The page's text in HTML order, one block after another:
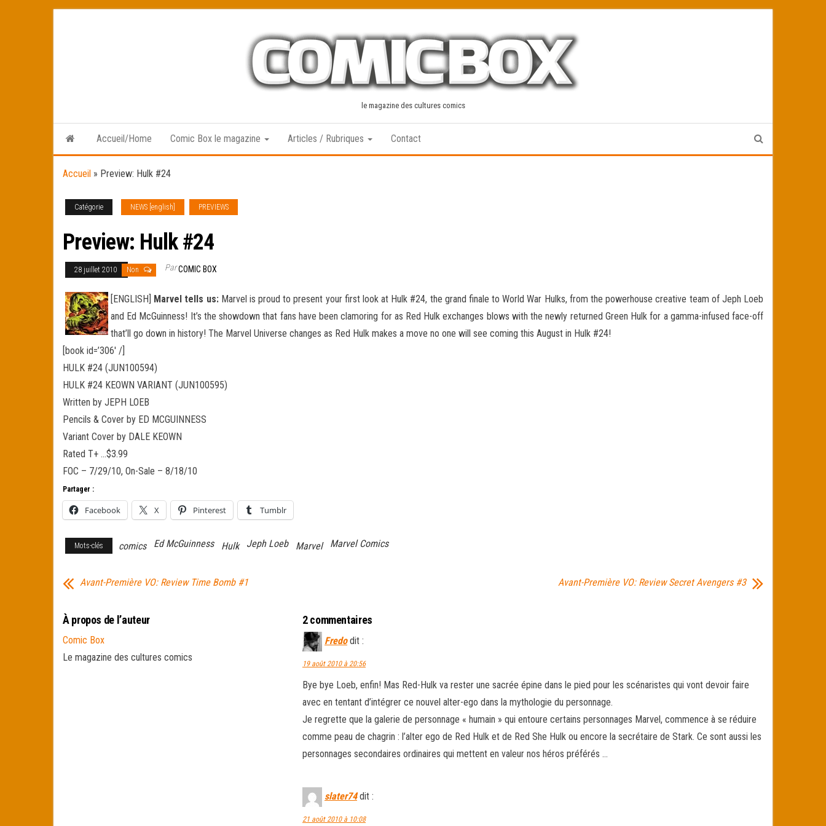
le magazine des cultures comics
Accueil/Home Comic Box le magazine Articles / Rubriques Contact
Accueil » Preview: Hulk #24
Catégorie NEWS [english] PREVIEWS
Preview: Hulk #24
28 juillet 2010 Non ParCOMIC BOX
[ENGLISH] Marvel tells us:Marvel is proud to present your first look at Hulk #24, the grand finale to World War Hulks, from the powerhouse creative team of Jeph Loeb
and Ed McGuinness! It’s the showdown that fans have been clamoring for as Red Hulk exchanges blows with the newly returned Green Hulk for a gamma-infused face-off
that’ll go down in history! The Marvel Universe changes as Red Hulk makes a move no one will see coming this August in Hulk #24!
[book id=’306′ /]
HULK #24 (JUN100594)
HULK #24 KEOWN VARIANT (JUN100595)
Written by JEPH LOEB
Pencils & Cover by ED MCGUINNESS
Variant Cover by DALE KEOWN
Rated T+ …$3.99
FOC – 7/29/10, On-Sale – 8/18/10
Partager :
Facebook X Pinterest Tumblr
Mots-clés comics Ed McGuinness Hulk Jeph Loeb Marvel Marvel Comics
Avant-Première VO: Review Time Bomb #1 Avant-Première VO: Review Secret Avengers #3
À propos de l’auteur
Comic Box
Le magazine des cultures comics
2 commentaires
Fredo dit :
19 août 2010 à 20:56
Bye bye Loeb, enfin! Mas Red-Hulk va rester une sacrée épine dans le pied pour les scénaristes qui vont devoir faire
avec en tentant d’intégrer ce nouvel alter-ego dans la mythologie du personnage.
Je regrette que la galerie de personnage « humain » qui entoure certains personnages Marvel, commence à se réduire
comme peau de chagrin : l’alter ego de Red Hulk et de Red She Hulk ou encore la secrétaire de Stark. Ce sont aussi les
personnages secondaires ordinaires qui mettent en valeur nos héros préférés …
slater74 dit :
21 août 2010 à 10:08